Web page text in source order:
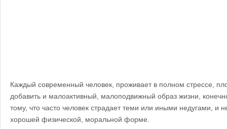
Каждый современный человек, проживает в полном стрессе,
добавить и малоактивный, малоподвижный образ жизни,
тому, что часто человек страдает теми или иными недугами, и
хорошей физической, моральной форме.